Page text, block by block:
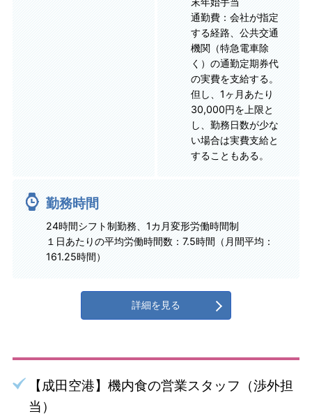
通勤費：会社が指定
する経路、公共交通
機関（特急電車除
く）の通勤定期券代
の実費を支給する。
但し、1ヶ月あたり
30,000円を上限と
し、勤務日数が少な
い場合は実費支給と
することもある。
勤務時間
24時間シフト制勤務、1カ月変形労働時間制
１日あたりの平均労働時間数：7.5時間（月間平均：
161.25時間）
詳細を見る
【成田空港】機内食の営業スタッフ（渉外担
当）